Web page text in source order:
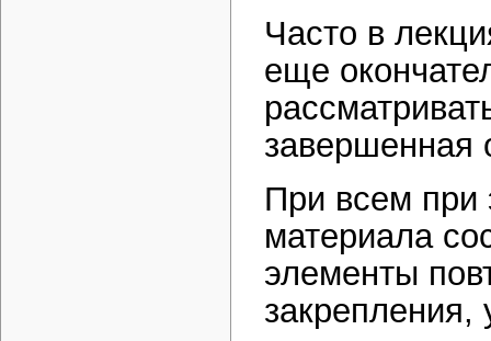
Часто в
еще
завершенная
При всем при
материала
элементы
закрепления,